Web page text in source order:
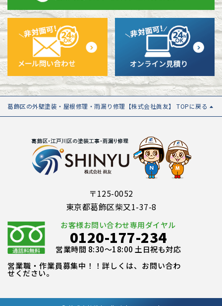
葛飾区の外壁塗装・屋根修理・雨漏り修理【株式会社眞友】 TOPに戻る
〒125-0052
東京都葛飾区柴又1-37-8
お客様お問い合わせ専用ダイヤル
0120-177-234
営業時間 8:30～18:00 土日祝も対応
営業職・作業員募集中！！詳しくは、お問い合わ
せください。